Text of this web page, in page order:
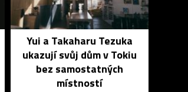
Yui a Takaharu Tezuka
ukazují svůj dům v Tokiu
bez samostatných
místností